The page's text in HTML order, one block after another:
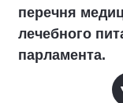
перечня
лечебного
парламента.